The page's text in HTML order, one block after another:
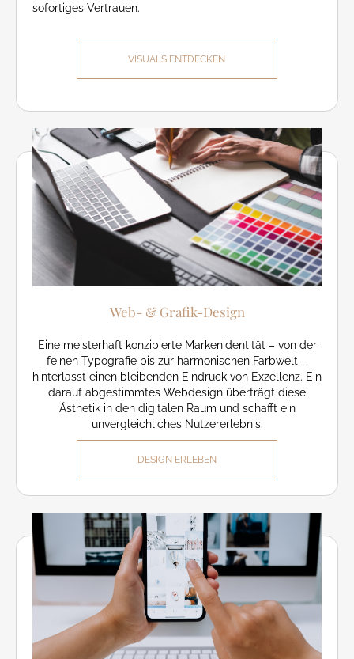
sofortiges Vertrauen.
VISUALS ENTDECKEN
Web- & Grafik-Design
Eine meisterhaft konzipierte Markenidentität – von der
feinen Typografie bis zur harmonischen Farbwelt –
hinterlässt einen bleibenden Eindruck von Exzellenz. Ein
darauf abgestimmtes Webdesign überträgt diese
Ästhetik in den digitalen Raum und schafft ein
unvergleichliches Nutzererlebnis.
DESIGN ERLEBEN